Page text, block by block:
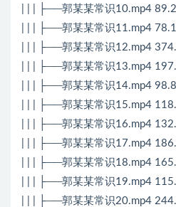
| | | ├──郭某某常识10.mp4
| | | ├──郭某某常识11.mp4
| | | ├──郭某某常识12.mp4
| | | ├──郭某某常识13.mp4
| | | ├──郭某某常识14.mp4
| | | ├──郭某某常识15.mp4
| | | ├──郭某某常识16.mp4
| | | ├──郭某某常识17.mp4
| | | ├──郭某某常识18.mp4
| | | ├──郭某某常识19.mp4
| | | ├──郭某某常识20.mp4